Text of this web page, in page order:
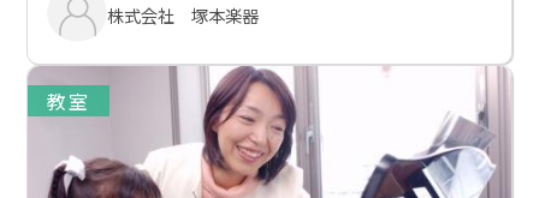
株式会社 塚本楽器
教室